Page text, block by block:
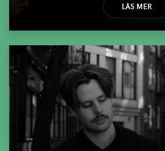
LÄS MER